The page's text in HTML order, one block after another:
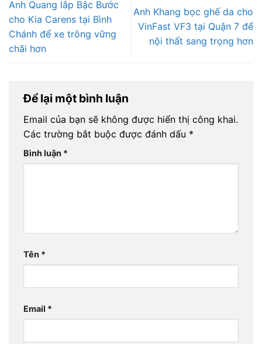
Anh Quang lắp Bậc Bước
cho Kia Carens tại Bình
Chánh để xe trông vững
chãi hơn
Anh Khang bọc ghế da cho
VinFast VF3 tại Quận 7 để
nội thất sang trọng hơn
Để lại một bình luận
Email của bạn sẽ không được hiển thị công khai.
Các trường bắt buộc được đánh dấu *
Bình luận *
Tên *
Email *